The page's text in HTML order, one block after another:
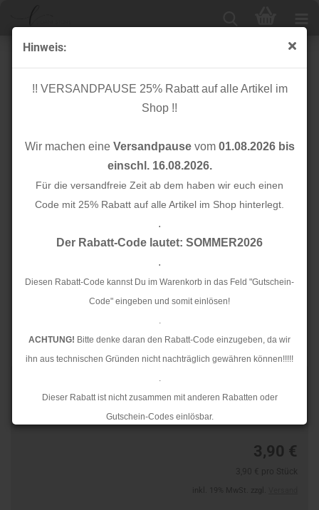
Hinweis:
!! VERSANDPAUSE 25% Rabatt auf alle Artikel im
Shop !!
Wir machen eine Versandpausevom 01.08.2026 bis
einschl. 16.08.2026.
Für die versandfreie Zeit ab dem haben wir euch einen
Code mit 25% Rabatt auf alle Artikel im Shop hinterlegt.
.
Der Rabatt-Code lautet: SOMMER2026
.
Diesen Rabatt-Code kannst Du im Warenkorb in das Feld "Gutschein-
Code" eingeben und somit einlösen!
.
ACHTUNG! Bitte denke daran den Rabatt-Code einzugeben, da wir
ihn aus technischen Gründen nicht nachträglich gewähren können!!!!!
.
Dieser Rabatt ist nicht zusammen mit anderen Rabatten oder
Gutschein-Codes einlösbar.
Ab dem 17.08.2026 versenden wir wieder wie gewohnt. Aufgrund des
Applikation - Wendepailletten - Stern klein - schwarz
3,90 €